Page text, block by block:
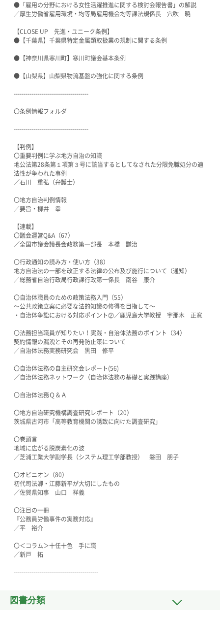
●「雇用の分野における女性活躍推進に関する検討会報告書」の解説
／厚生労働省雇用環境・均等局雇用機会均等課法規係長 穴吹 暁
【CLOSE UP 先進・ユニーク条例】
●【千葉県】千葉県特定金属類取扱業の規制に関する条例
●【神奈川県寒川町】寒川町議会基本条例
●【山梨県】山梨県物流基盤の強化に関する条例
--------------------------------------
〇条例情報フォルダ
--------------------------------------
【判例】
〇重要判例に学ぶ地方自治の知識
地公法第28条第１項第３号に該当するとしてなされた分限免職処分の適
法性が争われた事例
／石川 重弘（弁護士）
〇地方自治判例情報
／要旨・柳井 幸
【連載】
〇議会運営Q&A（67）
／全国市議会議長会政務第一部長 本橋 謙治
〇行政通知の読み方・使い方（38）
地方自治法の一部を改正する法律の公布及び施行について（通知）
／総務省自治行政局行政課行政第一係長 南谷 康介
〇自治体職員のための政策法務入門（55）
〜公共政策立案に必要な法的知識の修得を目指して〜
・自治体争訟における対応ポイント②／鹿児島大学教授 宇那木 正寛
〇法務担当職員が知りたい！実践・自治体法務のポイント（34）
契約情報の漏洩とその再発防止策について
／自治体法務実務研究会 黒田 修平
〇自治体法務の自主研究会レポート(56)
／自治体法務ネットワーク（自治体法務の基礎と実践講座）
〇自治体法務Ｑ＆Ａ
〇地方自治研究機構調査研究レポート（20）
茨城県古河市「高等教育機関の誘致に向けた調査研究」
〇巻頭言
地域に広がる脱炭素化の波
／芝浦工業大学副学長（システム理工学部教授） 磐田 朋子
〇オピニオン（80）
初代司法卿・江藤新平が大切にしたもの
／佐賀県知事 山口 祥義
〇注目の一冊
『公務員労働事件の実務対応』
／平 裕介
〇＜コラム＞十任十色 手に職
／新戸 拓
-------------------------------------------
図書分類